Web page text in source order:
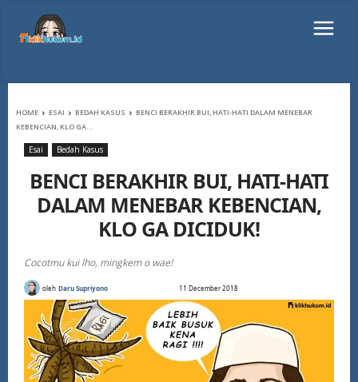
HOME ESAI BEDAH KASUS
BENCI BERAKHIR BUI, HATI-HATI DALAM MENEBAR
KEBENCIAN, KLO GA...
Esai Bedah Kasus
BENCI BERAKHIR BUI, HATI-HATI
DALAM MENEBAR KEBENCIAN,
KLO GA DICIDUK!
Cocotmu kui lho, mingkem o wae!
oleh Daru Supriyono 11 December 2018